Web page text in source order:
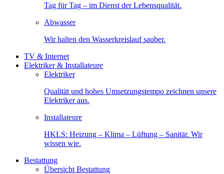
Tag für Tag – im Dienst der Lebensqualität.
Abwasser
Wir halten den Wasserkreislauf sauber.
TV & Internet
Elektriker & Installateure
Elektriker
Qualität und hohes Umsetzungstempo zeichnen unsere
Elektriker aus.
Installateure
HKLS: Heizung – Klima – Lüftung – Sanitär. Wir
wissen wie.
Bestattung
Übersicht Bestattung